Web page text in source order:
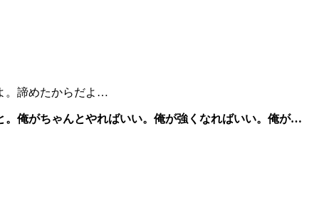
。諦めたからだよ…
俺がちゃんとやればいい。俺が強くなればいい。俺が…